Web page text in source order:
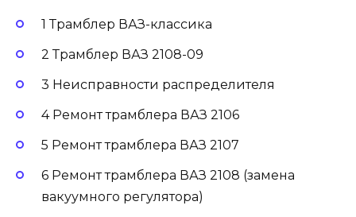
1 Трамблер ВАЗ-классика
2 Трамблер ВАЗ 2108-09
3 Неисправности распределителя
4 Ремонт трамблера ВАЗ 2106
5 Ремонт трамблера ВАЗ 2107
6 Ремонт трамблера ВАЗ 2108 (замена
вакуумного регулятора)